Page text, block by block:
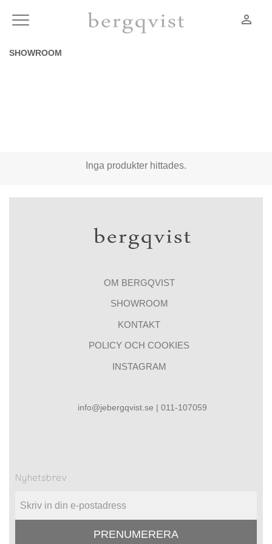
Meny person_outline
SHOWROOM
Inga produkter hittades.
OM BERGQVIST
SHOWROOM
KONTAKT
POLICY OCH COOKIES
INSTAGRAM
info@jebergqvist.se | 011-107059
Nyhetsbrev
PRENUMERERA